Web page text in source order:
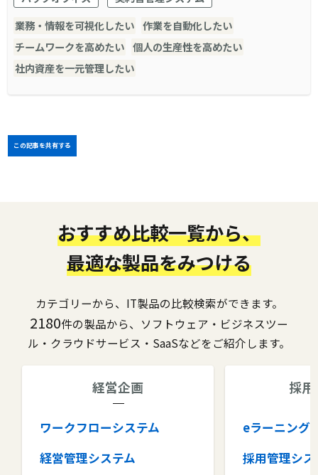
業務・情報を可視化したい 作業を自動化したい
チームワークを高めたい 個人の生産性を高めたい
社内資産を一元管理したい
この記事を共有する
おすすめ比較一覧から、
最適な製品をみつける
カテゴリーから、IT製品の比較検索ができます。
2180件の製品から、ソフトウェア・ビジネスツー
ル・クラウドサービス・SaaSなどをご紹介します。
経営企画
ワークフローシステム
経営管理システム
採
eラーニング
採用管理シス